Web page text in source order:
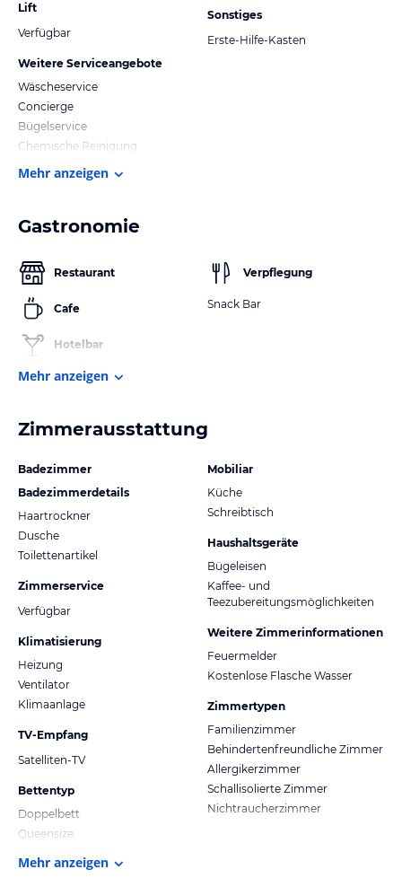
Lift
Verfügbar
Weitere Serviceangebote
Wäscheservice
Concierge
Bügelservice
Chemische Reinigung
Sonstiges
Erste-Hilfe-Kasten
Mehr anzeigen
Gastronomie
Restaurant
Cafe
Hotelbar
Verpflegung
Snack Bar
Mehr anzeigen
Zimmerausstattung
Badezimmer
Badezimmerdetails
Haartrockner
Dusche
Toilettenartikel
Zimmerservice
Verfügbar
Klimatisierung
Heizung
Ventilator
Klimaanlage
TV-Empfang
Satelliten-TV
Bettentyp
Doppelbett
Queensize
Mobiliar
Küche
Schreibtisch
Haushaltsgeräte
Bügeleisen
Kaffee- und
Teezubereitungsmöglichkeiten
Weitere Zimmerinformationen
Feuermelder
Kostenlose Flasche Wasser
Zimmertypen
Familienzimmer
Behindertenfreundliche Zimmer
Allergikerzimmer
Schallisolierte Zimmer
Nichtraucherzimmer
Mehr anzeigen